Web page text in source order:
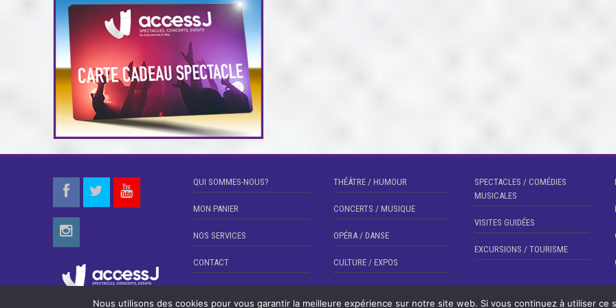
QUI SOMMES-NOUS?
MON PANIER
NOS SERVICES
CONTACT
THÉÂTRE / HUMOUR
CONCERTS / MUSIQUE
OPÉRA / DANSE
CULTURE / EXPOS
SPECTACLES / COMÉDIES
MUSICALES
VISITES GUIDÉES
EXCURSIONS / TOURISME
Nous utilisons des cookies pour vous garantir la meilleure expérience sur notre site web. Si vous continuez à utiliser ce